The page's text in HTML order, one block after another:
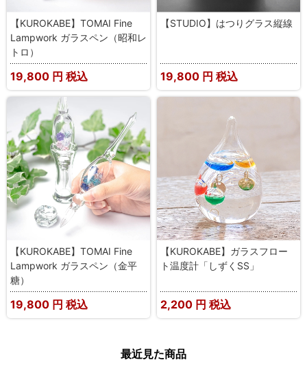
【KUROKABE】TOMAI Fine
Lampwork ガラスペン（昭和レ
トロ）
19,800 円 税込
【STUDIO】はつりグラス縦線
19,800 円 税込
【KUROKABE】TOMAI Fine
Lampwork ガラスペン（金平
糖）
19,800 円 税込
【KUROKABE】ガラスフロー
ト温度計「しずくSS」
2,200 円 税込
最近見た商品